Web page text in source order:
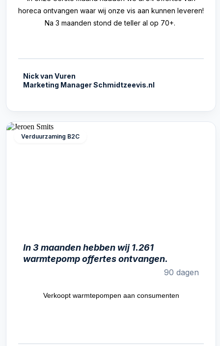
horeca ontvangen waar wij onze vis aan kunnen leveren!
Na 3 maanden stond de teller al op 70+.
Nick van Vuren
Marketing Manager Schmidtzeevis.nl
Verduurzaming B2C
In 3 maanden hebben wij 1.261
warmtepomp offertes ontvangen.
90 dagen
Verkoopt warmtepompen aan consumenten